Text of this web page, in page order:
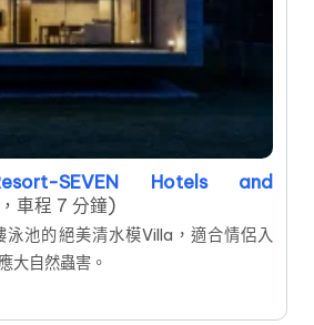
SEVEN Hotels and
車程 7 分鐘)
泳池的絕美清水模Villa，適合情侶入
大自然蟲害。